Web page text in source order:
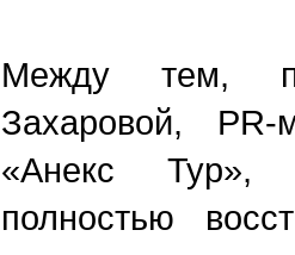
Между тем,
Захаровой, PR-
«Анекс Тур»,
полностью